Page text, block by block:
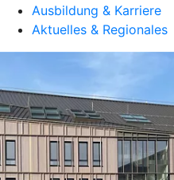
Ausbildung & Karriere
Aktuelles & Regionales